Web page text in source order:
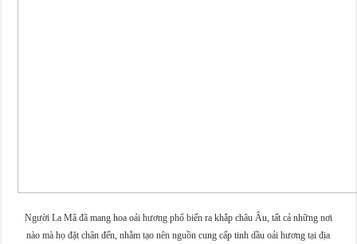
Người La Mã đã mang hoa oải hương phổ biến ra khắp châu Âu, tất cả những nơi
nào mà họ đặt chân đến, nhằm tạo nên nguồn cung cấp tinh dầu oải hương tại địa